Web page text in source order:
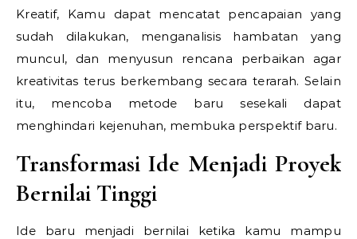
Kreatif, Kamu dapat mencatat pencapaian yang
sudah dilakukan, menganalisis hambatan yang
muncul, dan menyusun rencana perbaikan agar
kreativitas terus berkembang secara terarah. Selain
itu, mencoba metode baru sesekali dapat
menghindari kejenuhan, membuka perspektif baru.
Transformasi Ide Menjadi Proyek
Bernilai Tinggi
Ide baru menjadi bernilai ketika kamu mampu